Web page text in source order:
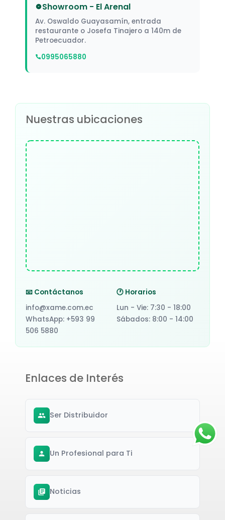
Showroom - El Arenal
Av. Oswaldo Guayasamín, entrada
restaurante o Josefa Tinajero a 140m de
Petroecuador.
0995065880
Nuestras ubicaciones
📧 Contáctanos
info@xame.com.ec
WhatsApp: +593 99
506 5880
🕐 Horarios
Lun - Vie: 7:30 - 18:00
Sábados: 8:00 - 14:00
Enlaces de Interés
Ser Distribuidor
Un Profesional para Ti
Noticias